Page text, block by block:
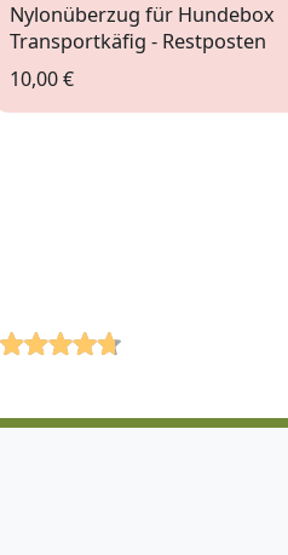
Nylonüberzug für Hundebox
Transportkäfig - Restposten
10,00 €